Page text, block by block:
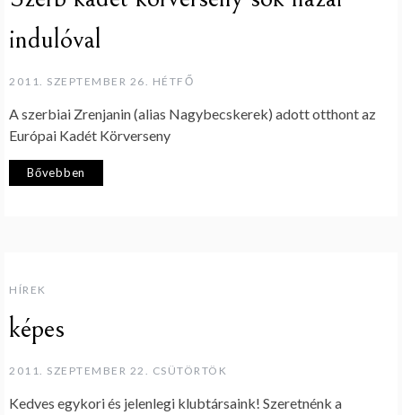
indulóval
2011. SZEPTEMBER 26. HÉTFŐ
A szerbiai Zrenjanin (alias Nagybecskerek) adott otthont az
Európai Kadét Körverseny
Bővebben
HÍREK
képes
2011. SZEPTEMBER 22. CSÜTÖRTÖK
Kedves egykori és jelenlegi klubtársaink! Szeretnénk a